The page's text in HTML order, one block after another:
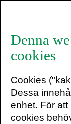
Hur
sinnen och
av
Denna
cookies
Cookies
Dessa
enhet. För
cookies